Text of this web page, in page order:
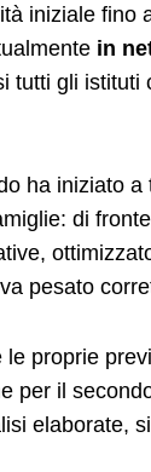
iniziale fino
in
tutti gli istituti
ha iniziato a
di
pesato
le proprie
per il
elaborate,